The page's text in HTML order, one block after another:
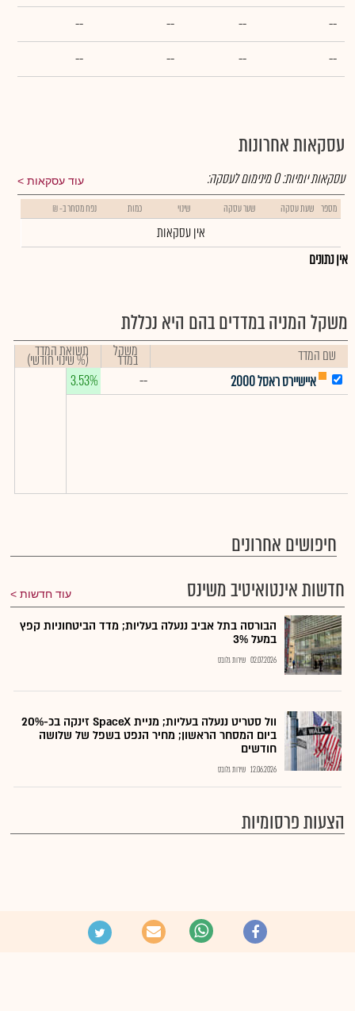
--
--
--
--
--
--
--
--
עסקאות אחרונות
עוד עסקאות עסקאות יומיות:0מינימום לעסקה:
מספר שעת עסקה שער עסקה שינוי כמות נפח מסחר ב- ₪
אין עסקאות
אין נתונים
משקל המניה במדדים בהם היא נכללת
שם המדד משקל
במדד תשואת המדד
(% שינוי חודשי)
איישיירס ראסל 2000
--
3.53%
חיפושים אחרונים
חדשות אינטואיטיב משינס
עוד חדשות
הבורסה בתל אביב ננעלה בעליות; מדד הביטחוניות קפץ
במעל 3%
02.07.2026 שירות גלובס
וול סטריט ננעלה בעליות; מניית SpaceX זינקה בכ-20%
ביום המסחר הראשון; מחיר הנפט בשפל של שלושה
חודשים
12.06.2026 שירות גלובס
הצעות פרסומיות